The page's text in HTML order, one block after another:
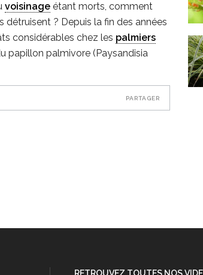
voisinage étant morts, comment
détruisent ? Depuis la fin des années
considérables chez les palmiers
papillon palmivore (Paysandisia
PARTAGER